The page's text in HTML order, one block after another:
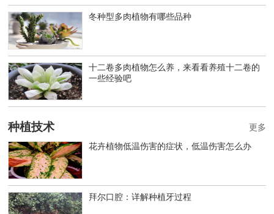
冬种型多肉植物有哪些品种
十二卷多肉植物怎么养，来看看养殖十二卷的
一些经验吧
种植技术
花卉植物低温伤害的症状，低温伤害怎么办
拜尔口腔：详解种植牙过程
更多